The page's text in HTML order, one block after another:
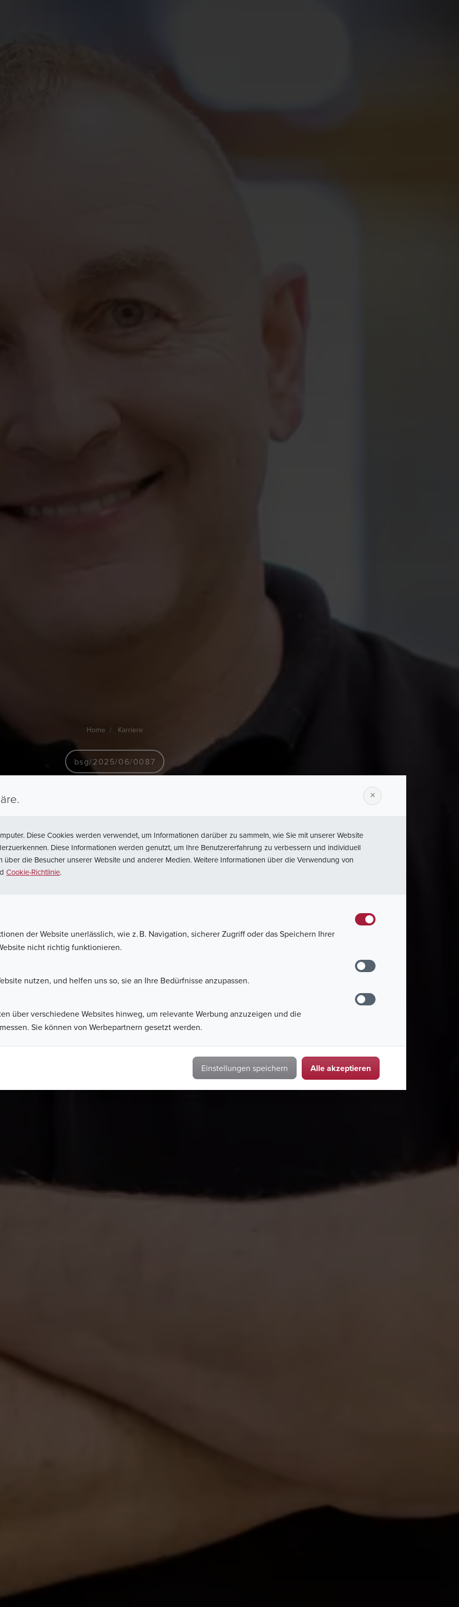
Home Karriere
bsg/2025/06/0087
- Tłocznia
×
Diese Cookies werden verwendet, um Informationen darüber zu sammeln, wie Sie mit unserer Website
Diese Informationen werden genutzt, um Ihre Benutzererfahrung zu verbessern und individuell
die Besucher unserer Website und anderer Medien. Weitere Informationen über die Verwendung von
Cookie-Richtlinie.
der Website unerlässlich, wie z. B. Navigation, sicherer Zugriff oder das Speichern Ihrer
nicht richtig funktionieren.
nutzen, und helfen uns so, sie an Ihre Bedürfnisse anzupassen.
über verschiedene Websites hinweg, um relevante Werbung anzuzeigen und die
Sie können von Werbepartnern gesetzt werden.
Einstellungen speichern Alle akzeptieren